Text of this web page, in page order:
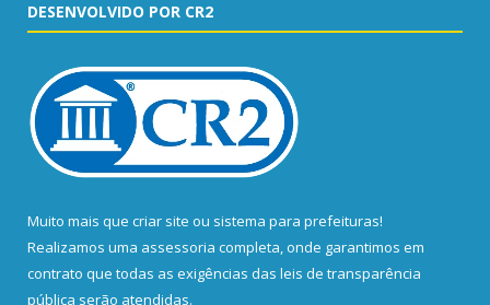
DESENVOLVIDO POR CR2
Muito mais que criar site ou sistema para prefeituras!
Realizamos uma assessoria completa, onde garantimos em
contrato que todas as exigências das leis de transparência
pública serão atendidas.